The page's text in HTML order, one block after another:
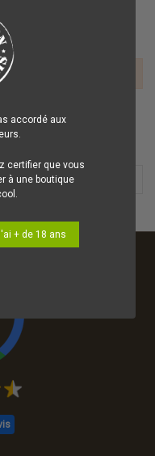
accordé aux
certifier que vous
à une boutique
+ de 18 ans
OK